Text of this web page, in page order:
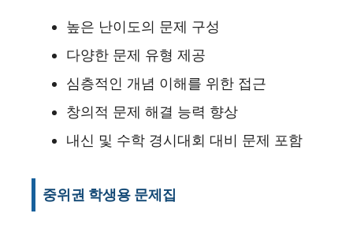
높은 난이도의 문제 구성
다양한 문제 유형 제공
심층적인 개념 이해를 위한 접근
창의적 문제 해결 능력 향상
내신 및 수학 경시대회 대비 문제 포함
중위권 학생용 문제집